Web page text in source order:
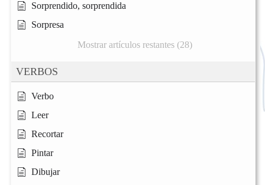
Sorprendido, sorprendida
Sorpresa
Mostrar artículos restantes (28)
VERBOS
Verbo
Leer
Recortar
Pintar
Dibujar